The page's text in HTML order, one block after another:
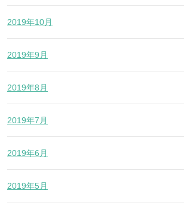
2019年10月
2019年9月
2019年8月
2019年7月
2019年6月
2019年5月